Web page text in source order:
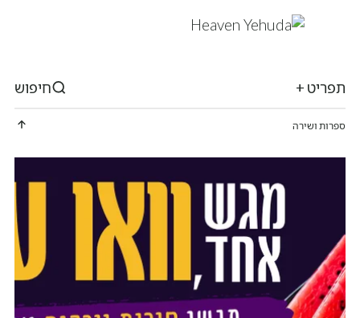
תפריט + חיפוש
ספרות ושירה